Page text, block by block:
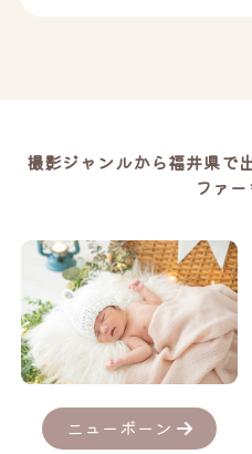
撮影ジャンルから福井県で
ファ
ニューボーン